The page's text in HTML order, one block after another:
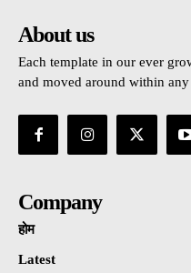
About us
Each template in our ever
and moved around within
Company
होम
Latest